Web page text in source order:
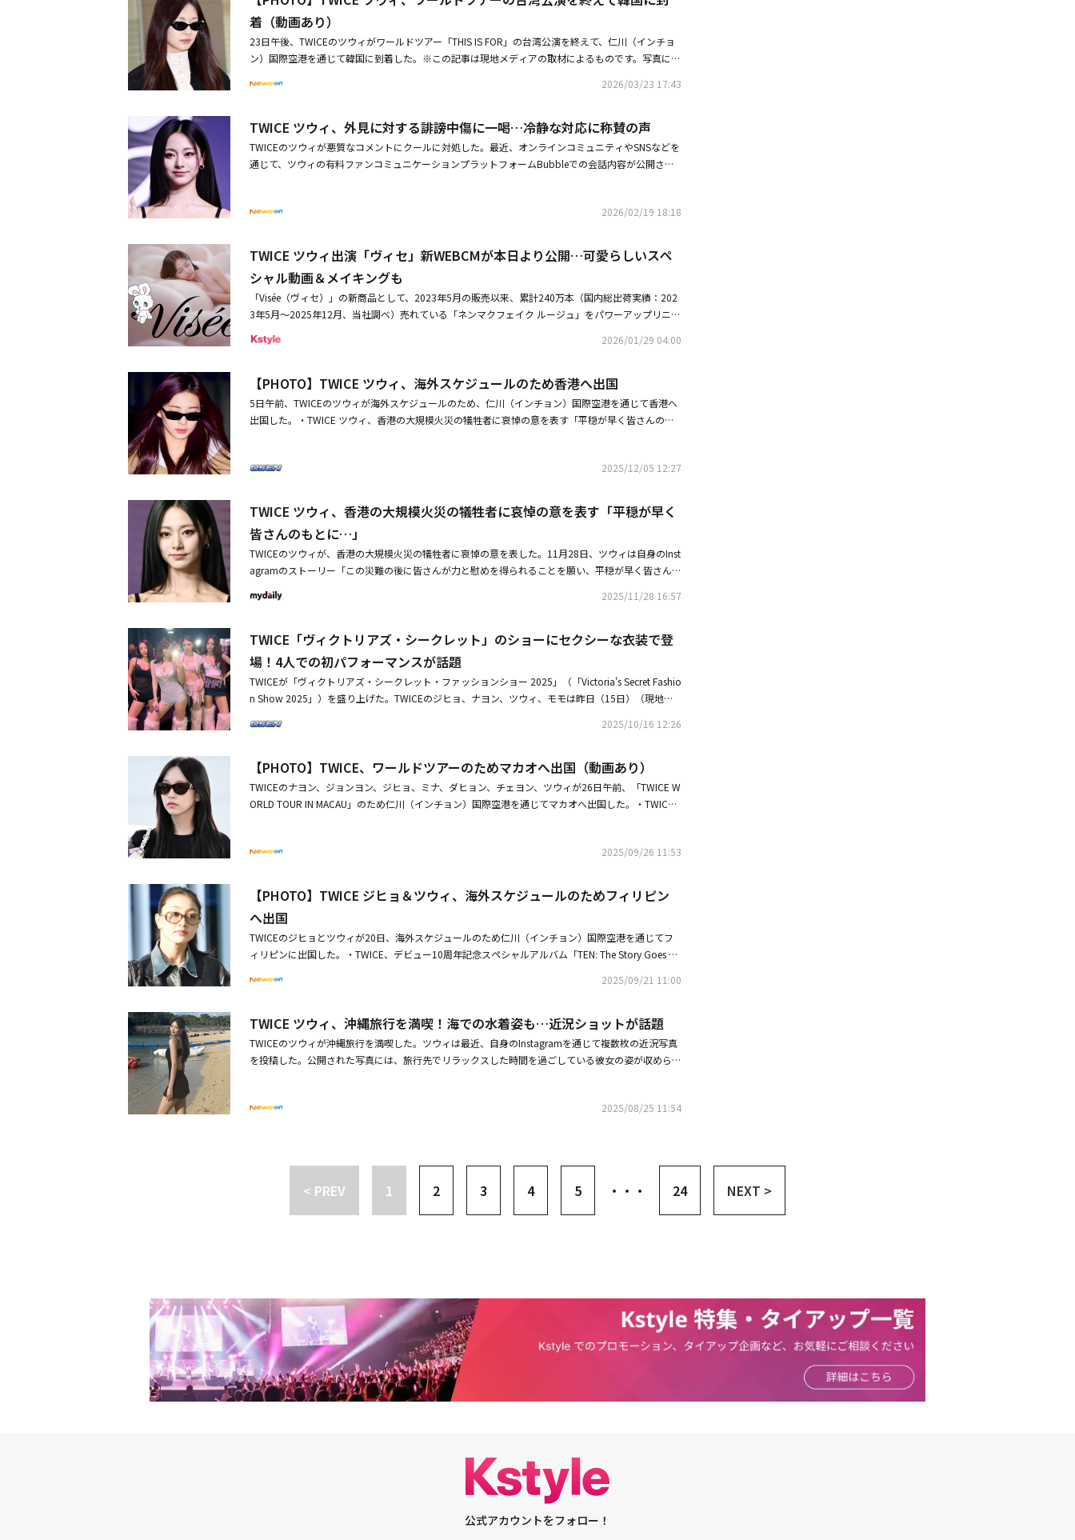
けてきたTWICEが、それぞれのビジョンに合った専門の企画会社で演技などのソロ活動の強力なサポ
ートを受けながら、同時にグループ活動を並行する理想的な「別々に、でも一緒に」モデルで華やか
な第2章を開くことになるのか、世界中のファンたちの熱い関心が寄せられている。・TWICE ツウ
ィ、JYPとの再契約を協議中ジョンヨンに続き報道に注目・TWICE ジョンヨン、実姉コン・スンヨン
の固い信頼関係をもとに決定」
い」・TWICE ジョンヨン、実姉コン・スンヨンの所属事務所への移籍説が浮上JYPがコメント
着（動画あり）
23日午後、TWICEのツウィがワールドツアー「THIS IS FOR」の台湾公演を終えて、仁川（インチョ
ン）国際空港を通じて韓国に到着した。※この記事は現地メディアの取材によるものです。写真にば
へ出発（動画あり）・【PHOTO】TWICE、ワールドツアーの台湾公演を終えて韓国に到着（動画あ
2026/03/23 17:43
TWICE ツウィ、外見に対する誹謗中傷に一喝…冷静な対応に称賛の声
TWICEのツウィが悪質なコメントにクールに対処した。最近、オンラインコミュニティやSNSなどを
通じて、ツウィの有料ファンコミュニケーションプラットフォームBubbleでの会話内容が公開され
「^^ ありがとう。お金を大切に使いな」と送った。この内容を見たネットユーザーたちは、ツウィ
を言うなんて」などの反応を見せた。有料コミュニケーションアプリケーションを利用するために
は、月5,000ウォン（約500円）の購読料を支払わなければならない。購読料を支払ってツウィに悪
質なメッセージを送ったものと見られる。しかしツウィは気にしない様子でクールに対応した。TWI
CEは、昨年7月19日～20日の仁川（インチョン）を皮切りに、全世界で計43地域78回公演の6回目
のワールドツアー「THIS IS FOR」を展開し、世界中のファンと交流している。先月9日（以下現地時
と続いた。その後、海外アーティストとして史上初めて公演する日本の東京国立競技場を含め、台
Love？」MV再生回数が9億回を突破！自己最高記録に・TWICE ツウィ出演「ヴィセ」新WEBCMが本
日より公開可愛らしいスペシャル動画＆メイキングも
2026/02/19 18:18
TWICE ツウィ出演「ヴィセ」新WEBCMが本日より公開…可愛らしいスペ
シャル動画＆メイキングも
「Visée（ヴィセ）」の新商品として、2023年5⽉の販売以来、累計240万本（国内総出荷実績：202
3年5⽉～2025年12⽉、当社調べ）売れている「ネンマクフェイク ルージュ」をパワーアップリニュ
でおしゃれな世界観が話題の⼈気イラストレーター「foxy illustrations」と、ブランドとして初めて
のツウィが出演する新WEB-CM「ネンマクフェイク ルージュ II」篇が1⽉29⽇（⽊）より公開され
る。「ヴィセ」公式X（旧Twitter）では、2⽉3⽇（⽕）から2⽉8⽇（⽇）の期間限定で、「foxy illu
strations」のキャラクターである「Bunny」と「Cat」がルージュを塗るツウィのもとに落ちてき
ちてきた「Bunny」と「Cat」の数を引⽤ポストすると、抽選で20人に新商品のセットが当たるキャ
ちりとした質感とつけたての⾊が⻑時間持続する。カラー展開も、旧品で⼈気の⾼かった8⾊をより
使いやすい粘膜⾊カラーへとアップデート。今回のWEB-CMは、新商品の魅⼒をより多くの人へ届け
るとともに、ブランドコンセプトである「あなただけの⾊気に出会う」をより情緒的に体現するた
め、2022年10⽉からブランドミューズを務めるツウィに加えて、今回ブランドとして初めてキャラ
xy illustrations」の「Bunny」と「Cat」がそっと現れ、彼⼥の唇にフェイクなマジックがかかる瞬間
感じている愛らしい笑顔など、多彩な表情を披露。ラストシーンのツウィとキャラクターたちのキュ
ートなアクションにも注⽬だ。撮影現場に、透明感あふれるピンクのワンピースで登場したツウィ。
雲のようにふわふわとしたベッドに⾝を預け、気持ちよさそうに眠るシーンから撮影がスタート。ま
どろむようなやわらかな表情やそっと動く⼿元の仕草に、スタジオはリラックスしたムードに包ま
れ、撮影は順調に進んだ。今回は、眠るシーンやささやくような仕草のシーンなど、感情の機微を繊
細に表現するシーンも多くあったが、そのようなシーンでは、⾃分の映像をモニターで確認した瞬
間、恥ずかしさから思わず声を上げて笑ってしまう場⾯も。撮影中の真剣な表情とは⼀転、ふっと明
クターに視線を合わせて芝居をする難易度の⾼いシーンでは、息づかいから⽬線の⾓度まで細かく調
整し、まるで本当に隣にいるかのような⾃然な距離感を表現。ルージュを塗られる瞬間のわずかな反
応や、⽬覚めるシーンのニュアンスにもこだわり、映像に魔法がかかったような柔らかい世界観をつ
だわって撮影したのでぜひ注⽬していただきたいです。――今回初めて「foxy illustrations」キャラクタ
CMになるのか今から楽しみです。――実際に「ネンマクフェイク ルージュ II」を試してみていかがでし
たか。また、お気に⼊りの⾊はありますか。ツウィ：なめらかな塗り⼼地で、むっちりとした質感と
ネンマクカラーがとても気に⼊っています。⾊名も可愛らしい「うさぎのフィアンセ」が、とくに好
きです。⾊もツヤ感も⻑い時間持ってくれるので、⽇常使いにも撮影にもぴったりだと思います。 ――
したツヤとつけたての⾊が持続する、進化形粘膜⾊ルージュです。最近ツウィさんが「⾃分がパワー
も⾃信をもって挑戦できるようになった瞬間は、パワーアップしたなと感じます。――もうすぐ「バレン
タイン」です。⼤切な⼈に想いを伝える⽅へ、ツウィさんからエールをお願いします。また、想いを
⾃信を持って伝えるために、普段⼼がけていることがあれば教えてください。ツウィ：想いを伝える
ク ルージュII」も勇気を出すときのお守りリップとして持ってくれたら嬉しいです。■WEBCM概要
熟桃のはにかみBE352 桜のハミングPK850 うさぎのフィアンセ PK851 もっとわがままな⾁球PK852
⼈⿂の願い RD450 ダリアの誘惑RO650 チェリーのプライド BR350 林檎のワンモアキス■関連リン
2026/01/29 04:00
【PHOTO】TWICE ツウィ、海外スケジュールのため香港へ出国
5日午前、TWICEのツウィが海外スケジュールのため、仁川（インチョン）国際空港を通じて香港へ
出国した。・TWICE ツウィ、香港の大規模火災の犠牲者に哀悼の意を表す「平穏が早く皆さんのも
2025/12/05 12:27
TWICE ツウィ、香港の大規模火災の犠牲者に哀悼の意を表す「平穏が早く
皆さんのもとに…」
TWICEのツウィが、香港の大規模火災の犠牲者に哀悼の意を表した。11月28日、ツウィは自身のInst
agramのストーリー「この災難の後に皆さんが力と慰めを得られることを願い、平穏が早く皆さんの
邊）」と投稿した。26日（現地時間）、香港北部・新界地区大埔の高層マンションで火災が発生し
2025/11/28 16:57
TWICE「ヴィクトリアズ・シークレット」のショーにセクシーな衣装で登
場！4人での初パフォーマンスが話題
TWICEが「ヴィクトリアズ・シークレット・ファッションショー 2025」（「Victoria's Secret Fashio
n Show 2025」）を盛り上げた。TWICEのジヒョ、ナヨン、ツウィ、モモは昨日（15日）（現地時
登場し、パフォーマンスを披露した。「ヴィクトリアズ・シークレット・ファッションショー」は、
ンジェル」として活躍し、音楽パフォーマンスとファッションを融合した形で全世界の注目を集めて
いる。昨年、6年ぶりに復活した同ショーでは、BLACKPINKのリサがK-POPアーティストとして初の
オープニングステージを務め、今年はTWICEが出演。K-POPグループとして初めてランウェイでパフ
バー4人と一緒にいます。彼女たちは先日アルバムを発売し、Netflix『KPOPガールズ! デーモン・ハ
ィクトリアズ・シークレットは本当に有名で、多くの女性の憧れです。私たちも大好きで、とても嬉
しかったです」と語った。今回の公演の中で小さな秘密を教えてほしいという司会者の質問にジヒョ
は「私たちは普段9人でステージに立っていますが、4人でのパフォーマンスは今回が初めてです。
その部分も楽しんでいただければと思います」と語った。今回のショーにはTWICEをはじめ、ミッシ
ど、世界で活躍する女性アーティストたちが参加した。公開されたステージでTWICEは、「Strateg
な姿を表現した。エンジェルたちも、過度な露出の衣装ではなく、スポーティなファッションでTWI
CEのステージと自然に調和していた。TWICEは10月10日、スペシャルアルバム「TEN: The Story Go
es On」とタイトル曲「ME+YOU」を発売した。これに加え、今年TWICEは4thフルアルバム「THIS I
S FOR」、日本6枚目のオリジナルアルバム「ENEMY」、スペシャルアルバム「TEN：The Story Goe
と14thミニアルバムのタイトル曲「Strategy」が、米ビルボードメインチャート「HOT100」にそれ
ぞれ14週・12週連続でランクインする快挙を達成。自己最高規模のワールドツアーも行い、世界を
クトリアズ・シークレット」のショーに初出演が決定！ステージに高まる期待・TWICE、タイトル曲
「ME+YOU」MV公開懐かしのシーンも登場
2025/10/16 12:26
【PHOTO】TWICE、ワールドツアーのためマカオへ出国（動画あり）
TWICEのナヨン、ジョンヨン、ジヒョ、ミナ、ダヒョン、チェヨン、ツウィが26日午前、「TWICE W
ORLD TOUR IN MACAU」のため仁川（インチョン）国際空港を通じてマカオへ出国した。・TWIC
2025/09/26 11:53
【PHOTO】TWICE ジヒョ＆ツウィ、海外スケジュールのためフィリピン
へ出国
TWICEのジヒョとツウィが20日、海外スケジュールのため仁川（インチョン）国際空港を通じてフ
ィリピンに出国した。・TWICE、デビュー10周年記念スペシャルアルバム「TEN: The Story Goes O
2025/09/21 11:00
TWICE ツウィ、沖縄旅行を満喫！海での水着姿も…近況ショットが話題
TWICEのツウィが沖縄旅行を満喫した。ツウィは最近、自身のInstagramを通じて複数枚の近況写真
を投稿した。公開された写真には、旅行先でリラックスした時間を過ごしている彼女の姿が収められ
を満喫する様子が目を引いた。TWICEは8月27日、日本6thアルバム「ENEMY」をリリースする。現
2025/08/25 11:54
< PREV 1 2 3 4 5 ・・・ 24 NEXT >
公式アカウントをフォロー！